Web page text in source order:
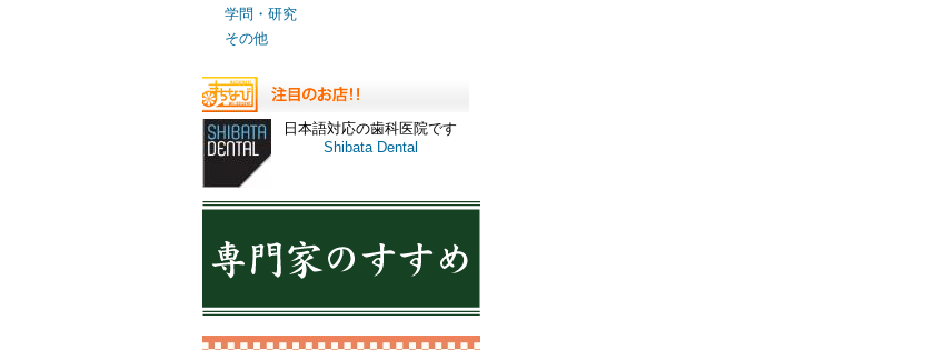
学問・研究
その他
日本語対応の歯科医院です
Shibata Dental